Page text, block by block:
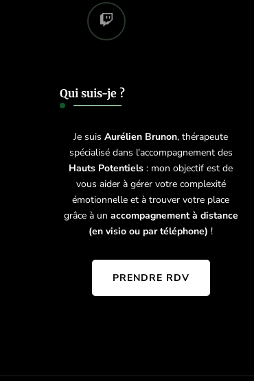
Qui suis-je ?
Je suisAurélien Brunon, thérapeute
spécialisé dans l'accompagnement des
Hauts Potentiels : mon objectif est de
vous aider à gérer votre complexité
émotionnelle et à trouver votre place
grâce à un accompagnement à distance
(en visio ou par téléphone) !
PRENDRE RDV